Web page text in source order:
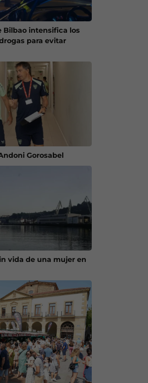
Bilbao intensifica los
para evitar
Gorosabel
vida de una mujer en